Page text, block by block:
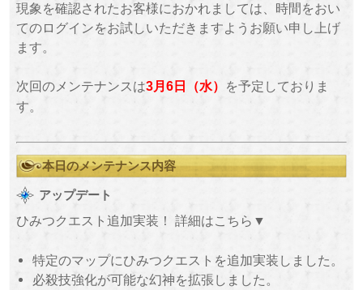
現象を確認されたお客様におかれましては、時間をおい
てのログインをお試しいただきますようお願い申し上げ
ます。
次回のメンテナンスは3月6日（水）
を予定しておりま
す。
本日のメンテナンス内容
アップデート
ひみつクエスト追加実装！ 詳細はこちら▼
特定のマップにひみつクエストを追加実装しました。
必殺技強化が可能な幻神を拡張しました。